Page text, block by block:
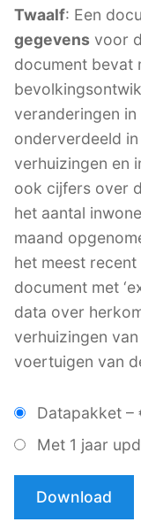
Twaalf: Een
gegevens voor
document bevat
veranderingen
onderverdeeld
verhuizingen en
ook cijfers over
het aantal
maand
het meest
document met
data over
verhuizingen
voertuigen van
Datapakket –
Met 1 jaar
Download